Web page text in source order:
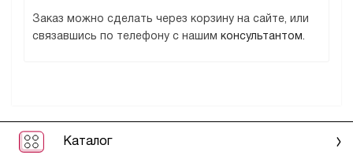
Заказ можно сделать через корзину на сайте, или
связавшись по телефону с нашим консультантом.
Каталог